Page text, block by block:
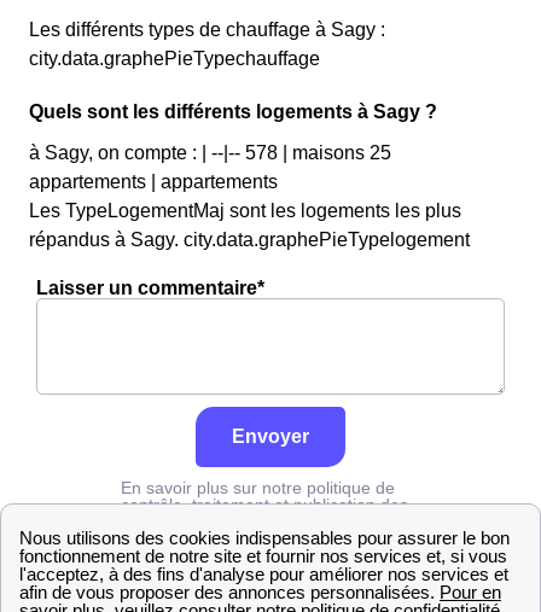
Les différents types de chauffage à Sagy :
city.data.graphePieTypechauffage
Quels sont les différents logements à Sagy ?
à Sagy, on compte : | --|-- 578 | maisons 25
appartements | appartements
Les TypeLogementMaj sont les logements les plus
répandus à Sagy. city.data.graphePieTypelogement
Laisser un commentaire*
Envoyer
En savoir plus sur notre politique de
contrôle, traitement et publication des
Edf Saône-et-Loire Sagy